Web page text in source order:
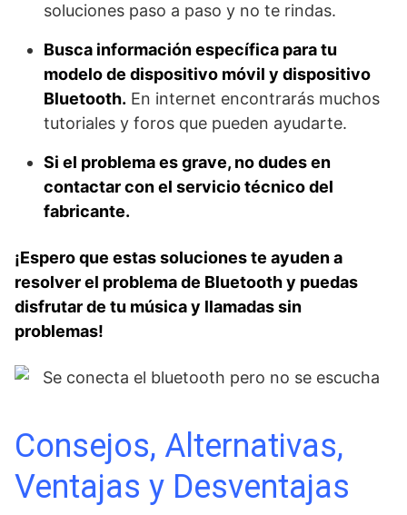
soluciones paso a paso y no te rindas.
Busca información específica para tu
modelo de dispositivo móvil y dispositivo
Bluetooth. En internet encontrarás muchos
tutoriales y foros que pueden ayudarte.
Si el problema es grave, no dudes en
contactar con el servicio técnico del
fabricante.
¡Espero que estas soluciones te ayuden a
resolver el problema de Bluetooth y puedas
disfrutar de tu música y llamadas sin
problemas!
Consejos, Alternativas,
Ventajas y Desventajas